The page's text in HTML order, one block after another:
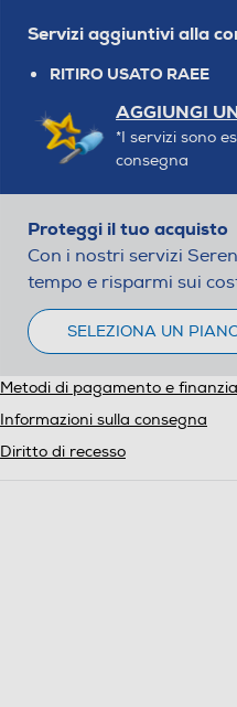
Servizi aggiuntivi alla
RITIRO USATO RAEE
AGGIUNGI
*I servizi sono
consegna
Proteggi il tuo acquisto
Con i nostri servizi
tempo e risparmi sui
SELEZIONA UN
Metodi di pagamento e
Informazioni sulla consegna
Diritto di recesso